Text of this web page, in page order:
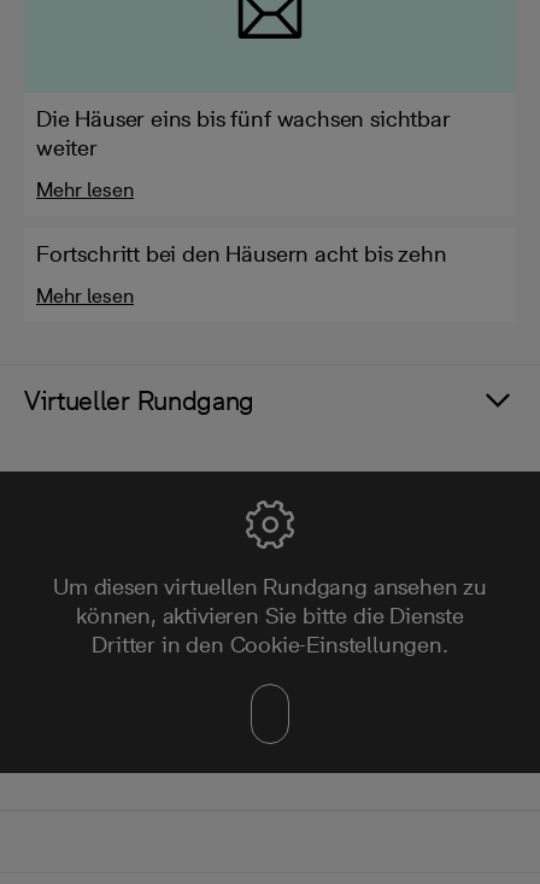
Die Häuser eins bis fünf wachsen sichtbar
weiter
Mehr lesen
Fortschritt bei den Häusern acht bis zehn
Mehr lesen
Virtueller Rundgang
Um diesen virtuellen Rundgang ansehen zu
können, aktivieren Sie bitte die Dienste
Dritter in den Cookie-Einstellungen.